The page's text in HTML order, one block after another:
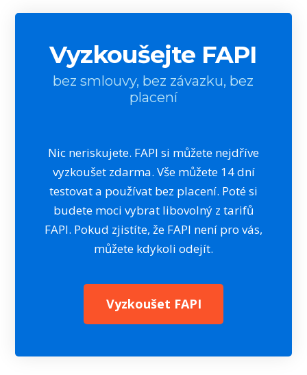
Vyzkoušejte FAPI
bez smlouvy, bez závazku, bez
placení
Nic neriskujete. FAPI si můžete nejdříve
vyzkoušet zdarma. Vše můžete 14 dní
testovat a používat bez placení. Poté si
budete moci vybrat libovolný z tarifů
FAPI. Pokud zjistíte, že FAPI není pro vás,
můžete kdykoli odejít.
Vyzkoušet FAPI